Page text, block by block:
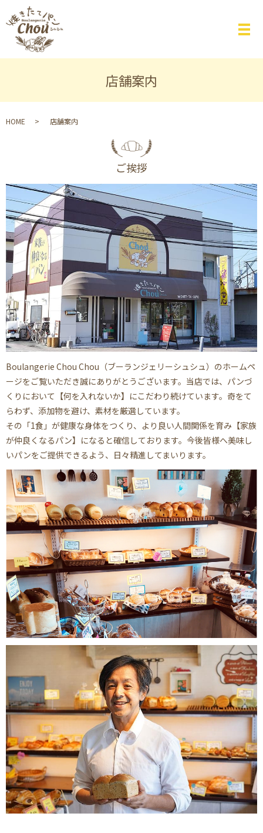
店舗案内
HOME 店舗案内
ご挨拶
Boulangerie Chou Chou（ブーランジェリーシュシュ）のホームペ
ージをご覧いただき誠にありがとうございます。 当店では、パンづ
くりにおいて【何を入れないか】にこだわり続けています。奇をて
らわず、添加物を避け、素材を厳選しています。
その「1食」が健康な身体をつくり、より良い人間関係を育み【家族
が仲良くなるパン】になると確信しております。 今後皆様へ美味し
いパンをご提供できるよう、日々精進してまいります。